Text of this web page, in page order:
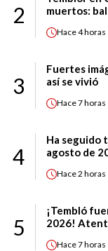
2
muertos:
Hace4 horas
3
Fuertes
así se vivió
Hace7 horas
4
Ha seguido
agosto de
Hace2 horas
5
¡Tembló
2026!
Hace7 horas